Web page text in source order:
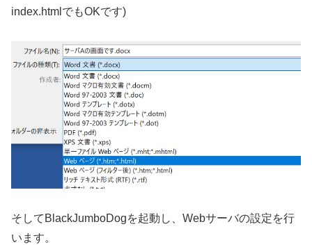
index.htmlでもOKです)
そしてBlackJumboDogを起動し、Webサーバの設定を行
います。